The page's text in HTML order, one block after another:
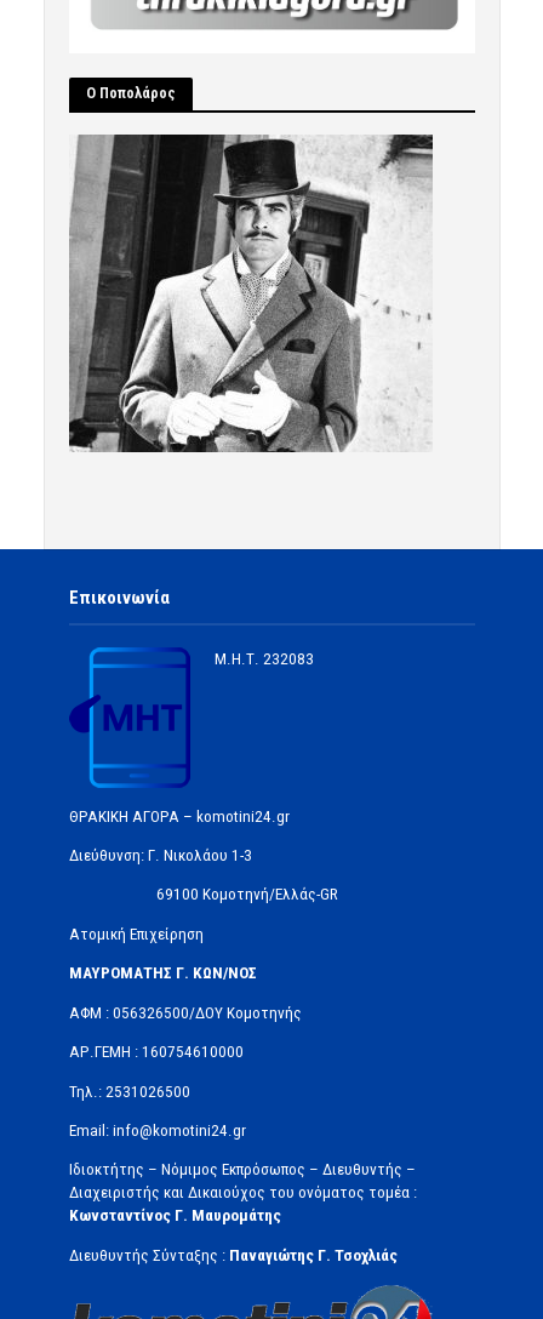
Ο Ποπολάρος
Επικοινωνία
Μ.Η.Τ. 232083
ΘΡΑΚΙΚΗ ΑΓΟΡΑ – komotini24.gr
Διεύθυνση: Γ. Νικολάου 1-3
69100 Κομοτηνή/Ελλάς-GR
Ατομική Επιχείρηση
ΜΑΥΡΟΜΑΤΗΣ Γ. ΚΩΝ/ΝΟΣ
ΑΦΜ : 056326500/ΔOΥ Κομοτηνής
ΑΡ.ΓΕΜΗ : 160754610000
Τηλ.: 2531026500
Email: info@komotini24.gr
Ιδιοκτήτης – Νόμιμος Εκπρόσωπος – Διευθυντής –
Διαχειριστής και Δικαιούχος του ονόματος τομέα :
Κωνσταντίνος Γ. Μαυρομάτης
Διευθυντής Σύνταξης : Παναγιώτης Γ. Τσοχλιάς